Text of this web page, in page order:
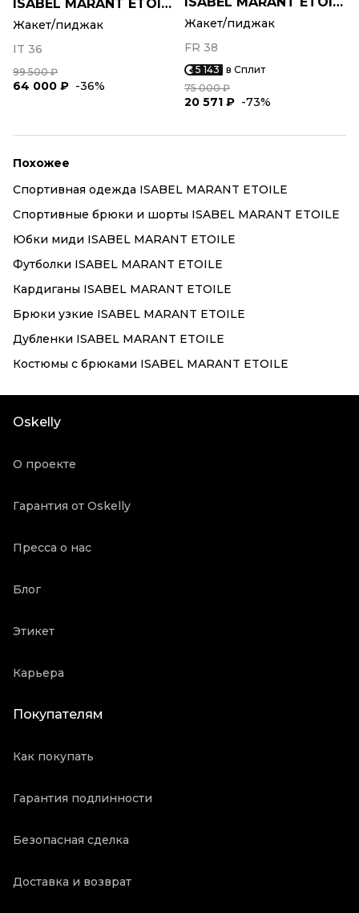
ISABEL MARANT ETOILE
Жакет/пиджак
IT 36
99 500 ₽
64 000 ₽ -36%
Жакет/пиджак
FR 38
5 143 в Сплит
75 000 ₽
20 571 ₽ -73%
Похожее
Спортивная одежда ISABEL MARANT ETOILE
Спортивные брюки и шорты ISABEL MARANT ETOILE
Юбки миди ISABEL MARANT ETOILE
Футболки ISABEL MARANT ETOILE
Кардиганы ISABEL MARANT ETOILE
Брюки узкие ISABEL MARANT ETOILE
Дубленки ISABEL MARANT ETOILE
Костюмы с брюками ISABEL MARANT ETOILE
Oskelly
О проекте
Гарантия от Oskelly
Пресса о нас
Блог
Этикет
Карьера
Покупателям
Как покупать
Гарантия подлинности
Безопасная сделка
Доставка и возврат